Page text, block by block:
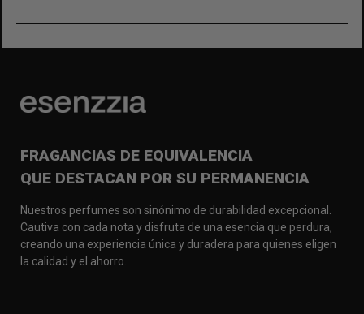
FRAGANCIAS DE EQUIVALENCIA
QUE DESTACAN POR SU PERMANENCIA
Nuestros perfumes son sinónimo de durabilidad excepcional.
Cautiva con cada nota y disfruta de una esencia que perdura,
creando una experiencia única y duradera para quienes eligen
la calidad y el ahorro.